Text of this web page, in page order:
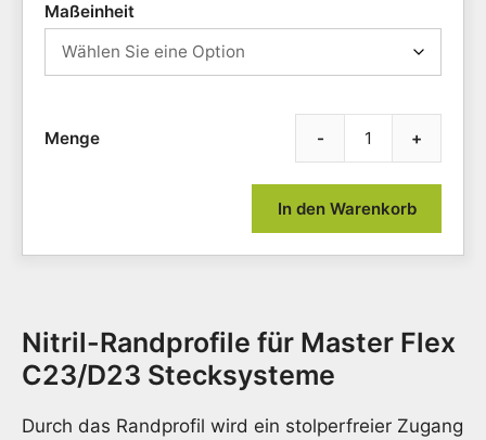
Maßeinheit
-
für
+
In den Warenkorb
Nitril-Randprofile für Master Flex
C23/D23 Stecksysteme
Durch das Randprofil wird ein stolperfreier Zugang